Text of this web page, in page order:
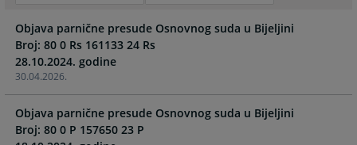
forward
to
interact
with
the
calendar
and
forward
to
the
calendar
30.04.2026.
Objava parnične presude Osnovnog suda u Bijeljini
Broj: 80 0 Rs 161133 24 Rs
28.10.2024. godine
Objava parnične presude Osnovnog suda u Bijeljini
Broj: 80 0 P 157650 23 P